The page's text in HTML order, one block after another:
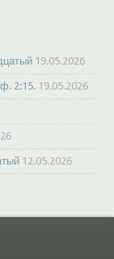
19.05.2026
2:15. 19.05.2026
12.05.2026